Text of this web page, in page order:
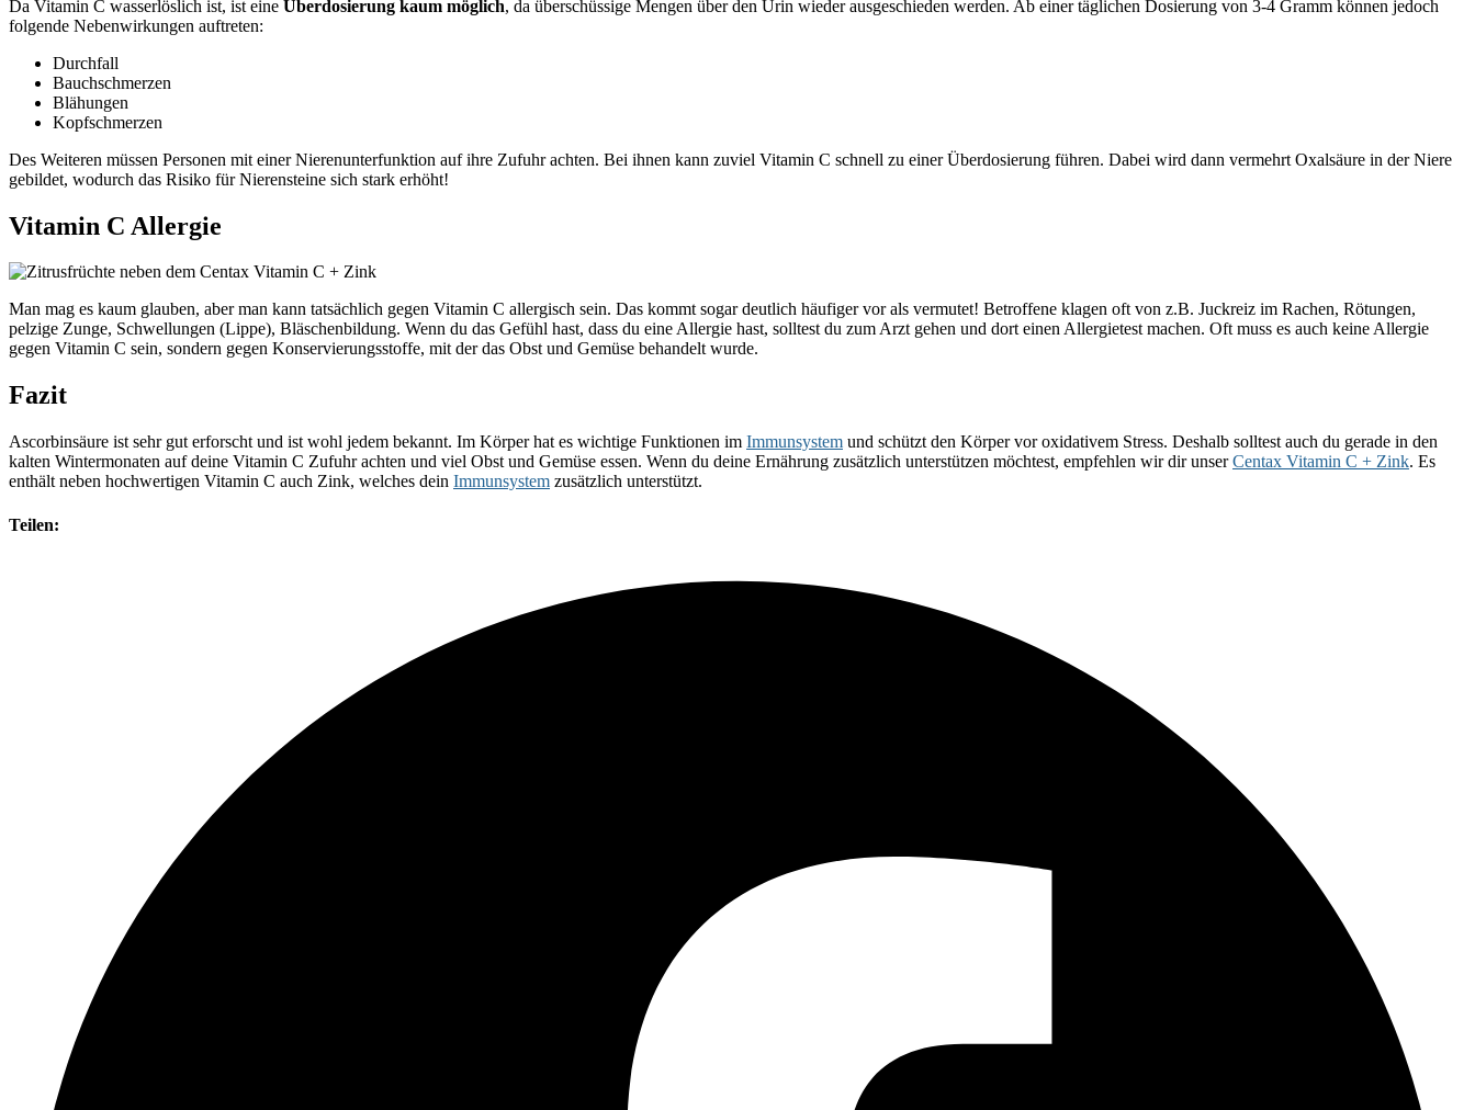
Da Vitamin C wasserlöslich ist, ist eine Überdosierung kaum möglich, da überschüssige Mengen über den Urin wieder ausgeschieden werden. Ab einer täglichen Dosierung von 3-4 Gramm können jedoch
folgende Nebenwirkungen auftreten:
Durchfall
Bauchschmerzen
Blähungen
Kopfschmerzen
Des Weiteren müssen Personen mit einer Nierenunterfunktion auf ihre Zufuhr achten. Bei ihnen kann zuviel Vitamin C schnell zu einer Überdosierung führen. Dabei wird dann vermehrt Oxalsäure in der Niere
gebildet, wodurch das Risiko für Nierensteine sich stark erhöht!
Vitamin C Allergie
Man mag es kaum glauben, aber man kann tatsächlich gegen Vitamin C allergisch sein. Das kommt sogar deutlich häufiger vor als vermutet! Betroffene klagen oft von z.B. Juckreiz im Rachen, Rötungen,
pelzige Zunge, Schwellungen (Lippe), Bläschenbildung. Wenn du das Gefühl hast, dass du eine Allergie hast, solltest du zum Arzt gehen und dort einen Allergietest machen. Oft muss es auch keine Allergie
gegen Vitamin C sein, sondern gegen Konservierungsstoffe, mit der das Obst und Gemüse behandelt wurde.
Fazit
Ascorbinsäure ist sehr gut erforscht und ist wohl jedem bekannt. Im Körper hat es wichtige Funktionen im Immunsystem und schützt den Körper vor oxidativem Stress. Deshalb solltest auch du gerade in den
kalten Wintermonaten auf deine Vitamin C Zufuhr achten und viel Obst und Gemüse essen. Wenn du deine Ernährung zusätzlich unterstützen möchtest, empfehlen wir dir unserCentax Vitamin C + Zink. Es
enthält neben hochwertigen Vitamin C auch Zink, welches dein Immunsystem zusätzlich unterstützt.
Teilen: